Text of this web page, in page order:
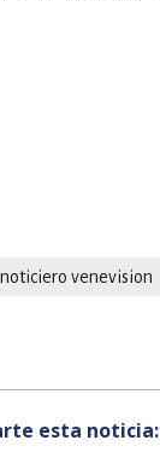
noticiero venevision
esta noticia: